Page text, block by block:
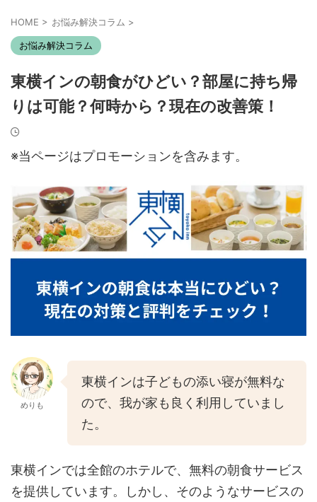
HOME > お悩み解決コラム >
お悩み解決コラム
東横インの朝食がひどい？部屋に持ち帰
りは可能？何時から？現在の改善策！
※当ページはプロモーションを含みます。
めりも
東横インは子どもの添い寝が無料な
ので、我が家も良く利用していまし
た。
東横インでは全館のホテルで、無料の朝食サービス
を提供しています。しかし、そのようなサービスの